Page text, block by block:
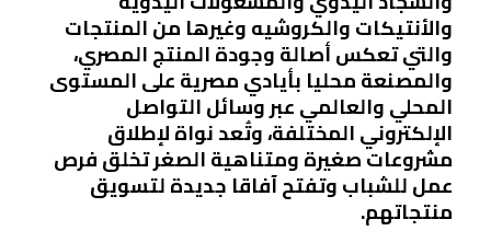
والأنتيكات والكروشيه وغيرها من المنتجات
والتي تعكس أصالة وجودة المنتج المصري،
والمصنعة محليا بأيادي مصرية على المستوى
المحلي والعالمي عبر وسائل التواصل
الإلكتروني المختلفة، وتُعد نواة لإطلاق
مشروعات صغيرة ومتناهية الصغر تخلق فرص
عمل للشباب وتفتح آفاقا جديدة لتسويق
منتجاتهم.